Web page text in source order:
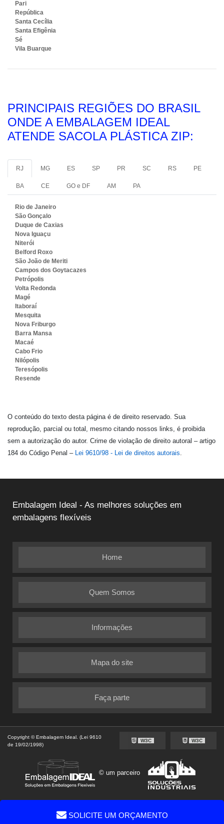
SOLICITE UM ORÇAMENTO
Pari
República
Santa Cecília
Santa Efigênia
Sé
Vila Buarque
PRINCIPAIS REGIÕES DO BRASIL
ONDE A EMBALAGEM IDEAL
ATENDE SACOLA PLÁSTICA ZIP:
RJ MG ES SP PR SC RS PE
BA CE GO e DF AM PA
Rio de Janeiro
São Gonçalo
Duque de Caxias
Nova Iguaçu
Niterói
Belford Roxo
São João de Meriti
Campos dos Goytacazes
Petrópolis
Volta Redonda
Magé
Itaboraí
Mesquita
Nova Friburgo
Barra Mansa
Macaé
Cabo Frio
Nilópolis
Teresópolis
Resende
O conteúdo do texto desta página é de direito reservado. Sua
reprodução, parcial ou total, mesmo citando nossos links, é proibida
sem a autorização do autor. Crime de violação de direito autoral – artigo
184 do Código Penal – Lei 9610/98 - Lei de direitos autorais.
Embalagem Ideal - As melhores soluções em
embalagens flexíveis
Home
Quem Somos
Informações
Mapa do site
Faça parte
Copyright © Embalagem Ideal. (Lei 9610
de 19/02/1998)
W3C W3C
© um parceiro